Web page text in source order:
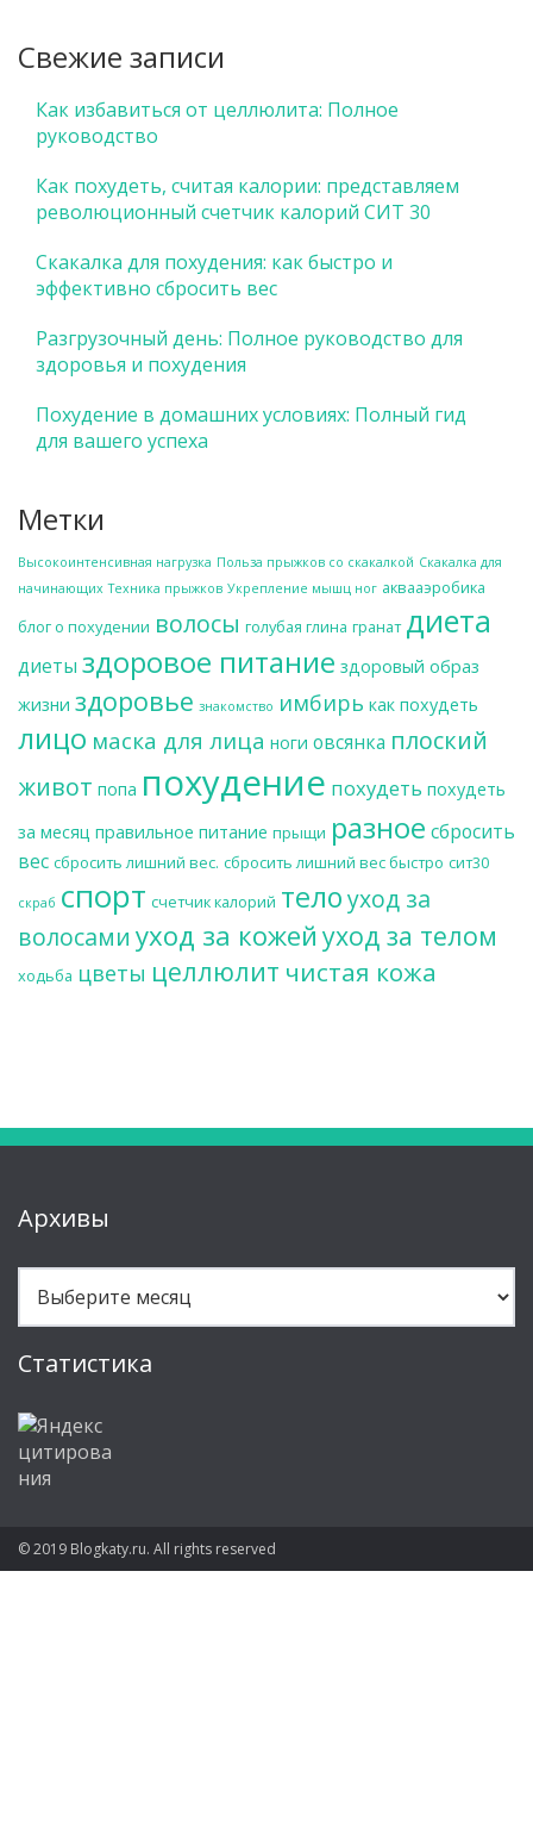
Свежие записи
Как избавиться от целлюлита: Полное
руководство
Как похудеть, считая калории: представляем
революционный счетчик калорий СИТ 30
Скакалка для похудения: как быстро и
эффективно сбросить вес
Разгрузочный день: Полное руководство для
здоровья и похудения
Похудение в домашних условиях: Полный гид
для вашего успеха
Метки
Высокоинтенсивная нагрузка Польза прыжков со скакалкой Скакалка для
начинающих Техника прыжков Укрепление мышц ног аквааэробика
блог о похудении волосы голубая глина гранат диета
диеты здоровое питание здоровый образ
жизни здоровье знакомство имбирь как похудеть
лицо маска для лица ноги овсянка плоский
живот попа похудение похудеть похудеть
за месяц правильное питание прыщи разное сбросить
вес сбросить лишний вес. сбросить лишний вес быстро сит30
скраб спорт счетчик калорий телоуход за
волосами уход за кожей уход за телом
ходьба цветы целлюлит чистая кожа
Архивы
Статистика
© 2019 Blogkaty.ru. All rights reserved